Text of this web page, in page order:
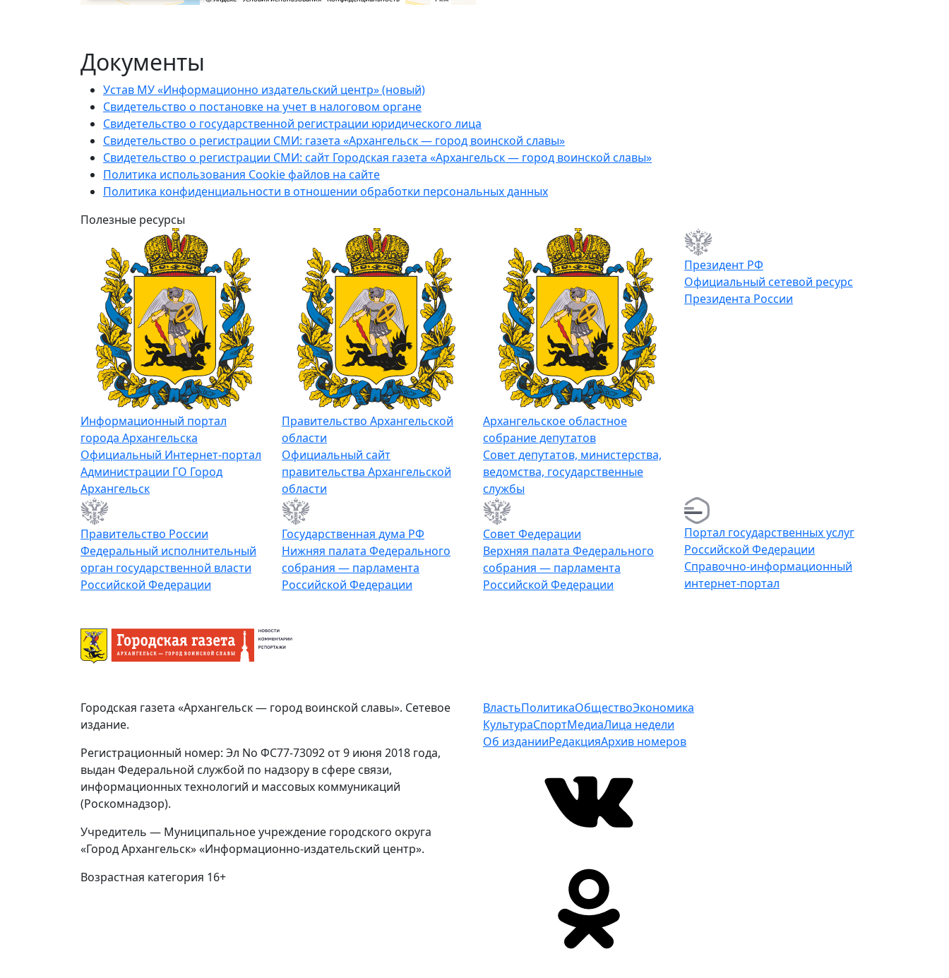
Документы
Устав МУ «Информационно издательский центр» (новый)
Свидетельство о постановке на учет в налоговом органе
Свидетельство о государственной регистрации юридического лица
Свидетельство о регистрации СМИ: газета «Архангельск — город воинской славы»
Свидетельство о регистрации СМИ: сайт Городская газета «Архангельск — город воинской славы»
Политика использования Cookie файлов на сайте
Политика конфиденциальности в отношении обработки персональных данных
Полезные ресурсы
Информационный портал
города Архангельска
Официальный Интернет-портал
Администрации ГО Город
Архангельск
Правительство Архангельской
области
Официальный сайт
правительства Архангельской
области
Архангельское областное
собрание депутатов
Совет депутатов, министерства,
ведомства, государственные
службы
Президент РФ
Официальный сетевой ресурс
Президента России
Правительство России
Федеральный исполнительный
орган государственной власти
Российской Федерации
Государственная дума РФ
Нижняя палата Федерального
собрания — парламента
Российской Федерации
Совет Федерации
Верхняя палата Федерального
собрания — парламента
Российской Федерации
Портал го­су­дар­ствен­ных услуг
Рос­сийс­кой Фе­де­ра­ции
Справочно-информационный
интернет-портал
Городская газета «Архангельск — город воинской славы». Сетевое
издание.
Регистрационный номер: Эл No ФС77-73092 от 9 июня 2018 года,
выдан Федеральной службой по надзору в сфере связи,
информационных технологий и массовых коммуникаций
(Роскомнадзор).
Учредитель — Муниципальное учреждение городского округа
«Город Архангельск» «Информационно-издательский центр».
Возрастная категория 16+
ВластьПолитикаОбществоЭкономика
КультураСпортМедиаЛица недели
Об изданииРедакцияАрхив номеров